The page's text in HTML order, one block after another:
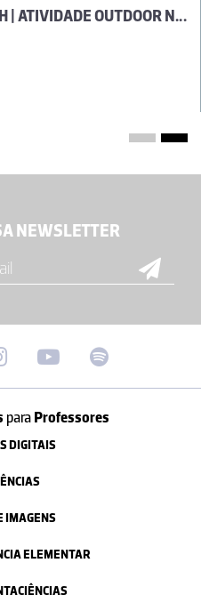
CREATIVELAB_SCI&MATH | ATIVIDADE OUTDOOR NO GEOPARK NATURTEJO _ 7.º ANO
NEWSLETTER
paraProfessores
DIGITAIS
IMAGENS
ELEMENTAR